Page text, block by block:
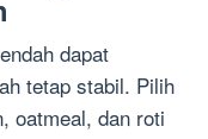
dapat
tetap stabil. Pilih
oatmeal, dan roti